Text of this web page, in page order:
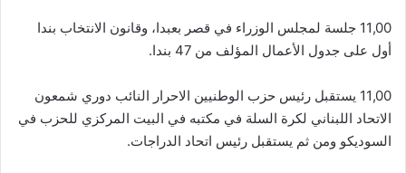
11,00 جلسة لمجلس الوزراء في قصر بعبدا، وقانون الانتخاب بندا
أول على جدول الأعمال المؤلف من 47 بندا.
11,00 يستقبل رئيس حزب الوطنيين الاحرار النائب دوري شمعون
الاتحاد اللبناني لكرة السلة في مكتبه في البيت المركزي للحزب في
السوديكو ومن ثم يستقبل رئيس اتحاد الدراجات.